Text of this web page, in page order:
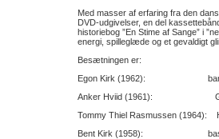
Med masser af erfaring fra den
DVD-udgivelser, en del
historiebog ”En Stime af Sange” i
energi, spilleglæde og et gevaldigt
Besætningen er:
Egon Kirk (1962): banjo,
Anker Hviid (1961):
Tommy Thiel Rasmussen (1964):
Bent Kirk (1958): bas,